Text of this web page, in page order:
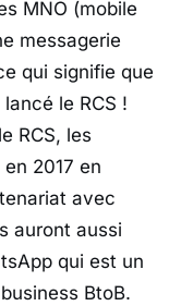
MNO (mobile
messagerie
qui signifie que
le RCS !
RCS, les
2017 en
avec
auront aussi
qui est un
BtoB.